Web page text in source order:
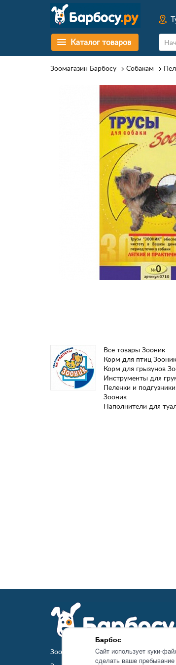
Барбос
Caйт иcпoльзуeт куки-
cдeлaть вaшe
Каталог товаров
Зоомагазин Барбосу Собакам
Все товары Зооник
Корм для птиц Зооник
Корм для грызунов
Инструменты для
Пеленки и
Зооник
Наполнители для
Зоомагазин Барбосу.ру - товары для